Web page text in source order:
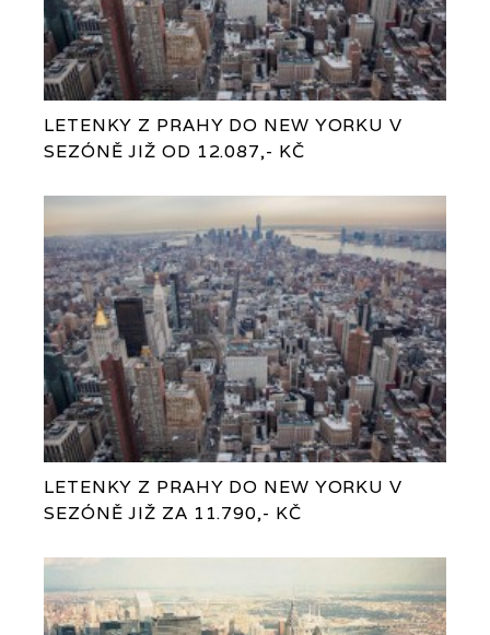
LETENKY Z PRAHY DO NEW YORKU V
SEZÓNĚ JIŽ OD 12.087,- KČ
LETENKY Z PRAHY DO NEW YORKU V
SEZÓNĚ JIŽ ZA 11.790,- KČ